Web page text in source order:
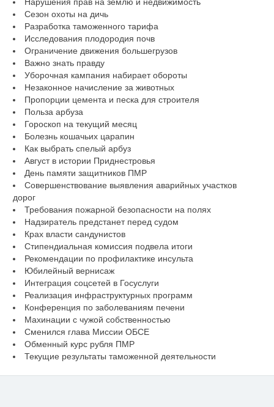
Сезон охоты на дичь
Разработка таможенного тарифа
Исследования плодородия почв
Ограничение движения большегрузов
Важно знать правду
Уборочная кампания набирает обороты
Незаконное начисление за животных
Пропорции цемента и песка для строителя
Польза арбуза
Гороскоп на текущий месяц
Болезнь кошачьих царапин
Как выбрать спелый арбуз
Август в истории Приднестровья
День памяти защитников ПМР
Совершенствование выявления аварийных участков
дорог
Требования пожарной безопасности на полях
Надзиратель предстанет перед судом
Крах власти сандунистов
Стипендиальная комиссия подвела итоги
Рекомендации по профилактике инсульта
Юбилейный вернисаж
Интеграция соцсетей в Госуслуги
Реализация инфраструктурных программ
Конференция по заболеваниям печени
Махинации с чужой собственностью
Сменился глава Миссии ОБСЕ
Обменный курс рубля ПМР
Текущие результаты таможенной деятельности